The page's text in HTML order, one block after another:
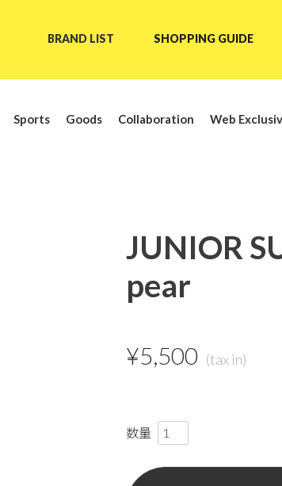
BRAND LIST SHOPPING GUIDE
Sports Goods Collaboration Web
JUNIOR
pear
¥5,500